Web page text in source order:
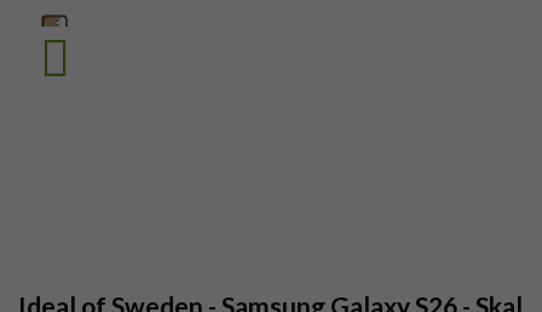
Ideal of Sweden - Samsung Galaxy S26 - Skal